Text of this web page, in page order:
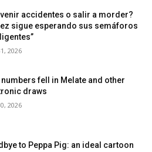
accidentes o salir a morder?
sigue esperando sus semáforos
2026
numbers fell in Melate and other
draws
2026
to Peppa Pig: an ideal cartoon